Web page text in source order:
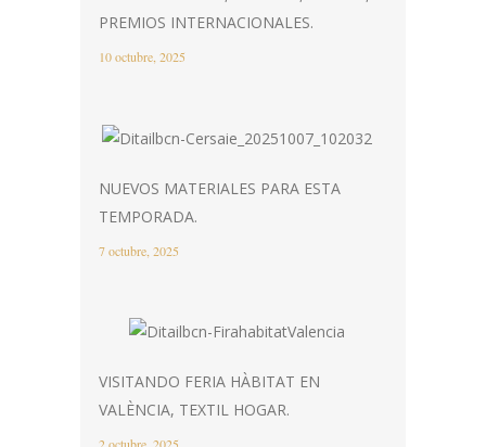
PREMIOS INTERNACIONALES.
10 octubre, 2025
NUEVOS MATERIALES PARA ESTA
TEMPORADA.
7 octubre, 2025
VISITANDO FERIA HÀBITAT EN
VALÈNCIA, TEXTIL HOGAR.
2 octubre, 2025